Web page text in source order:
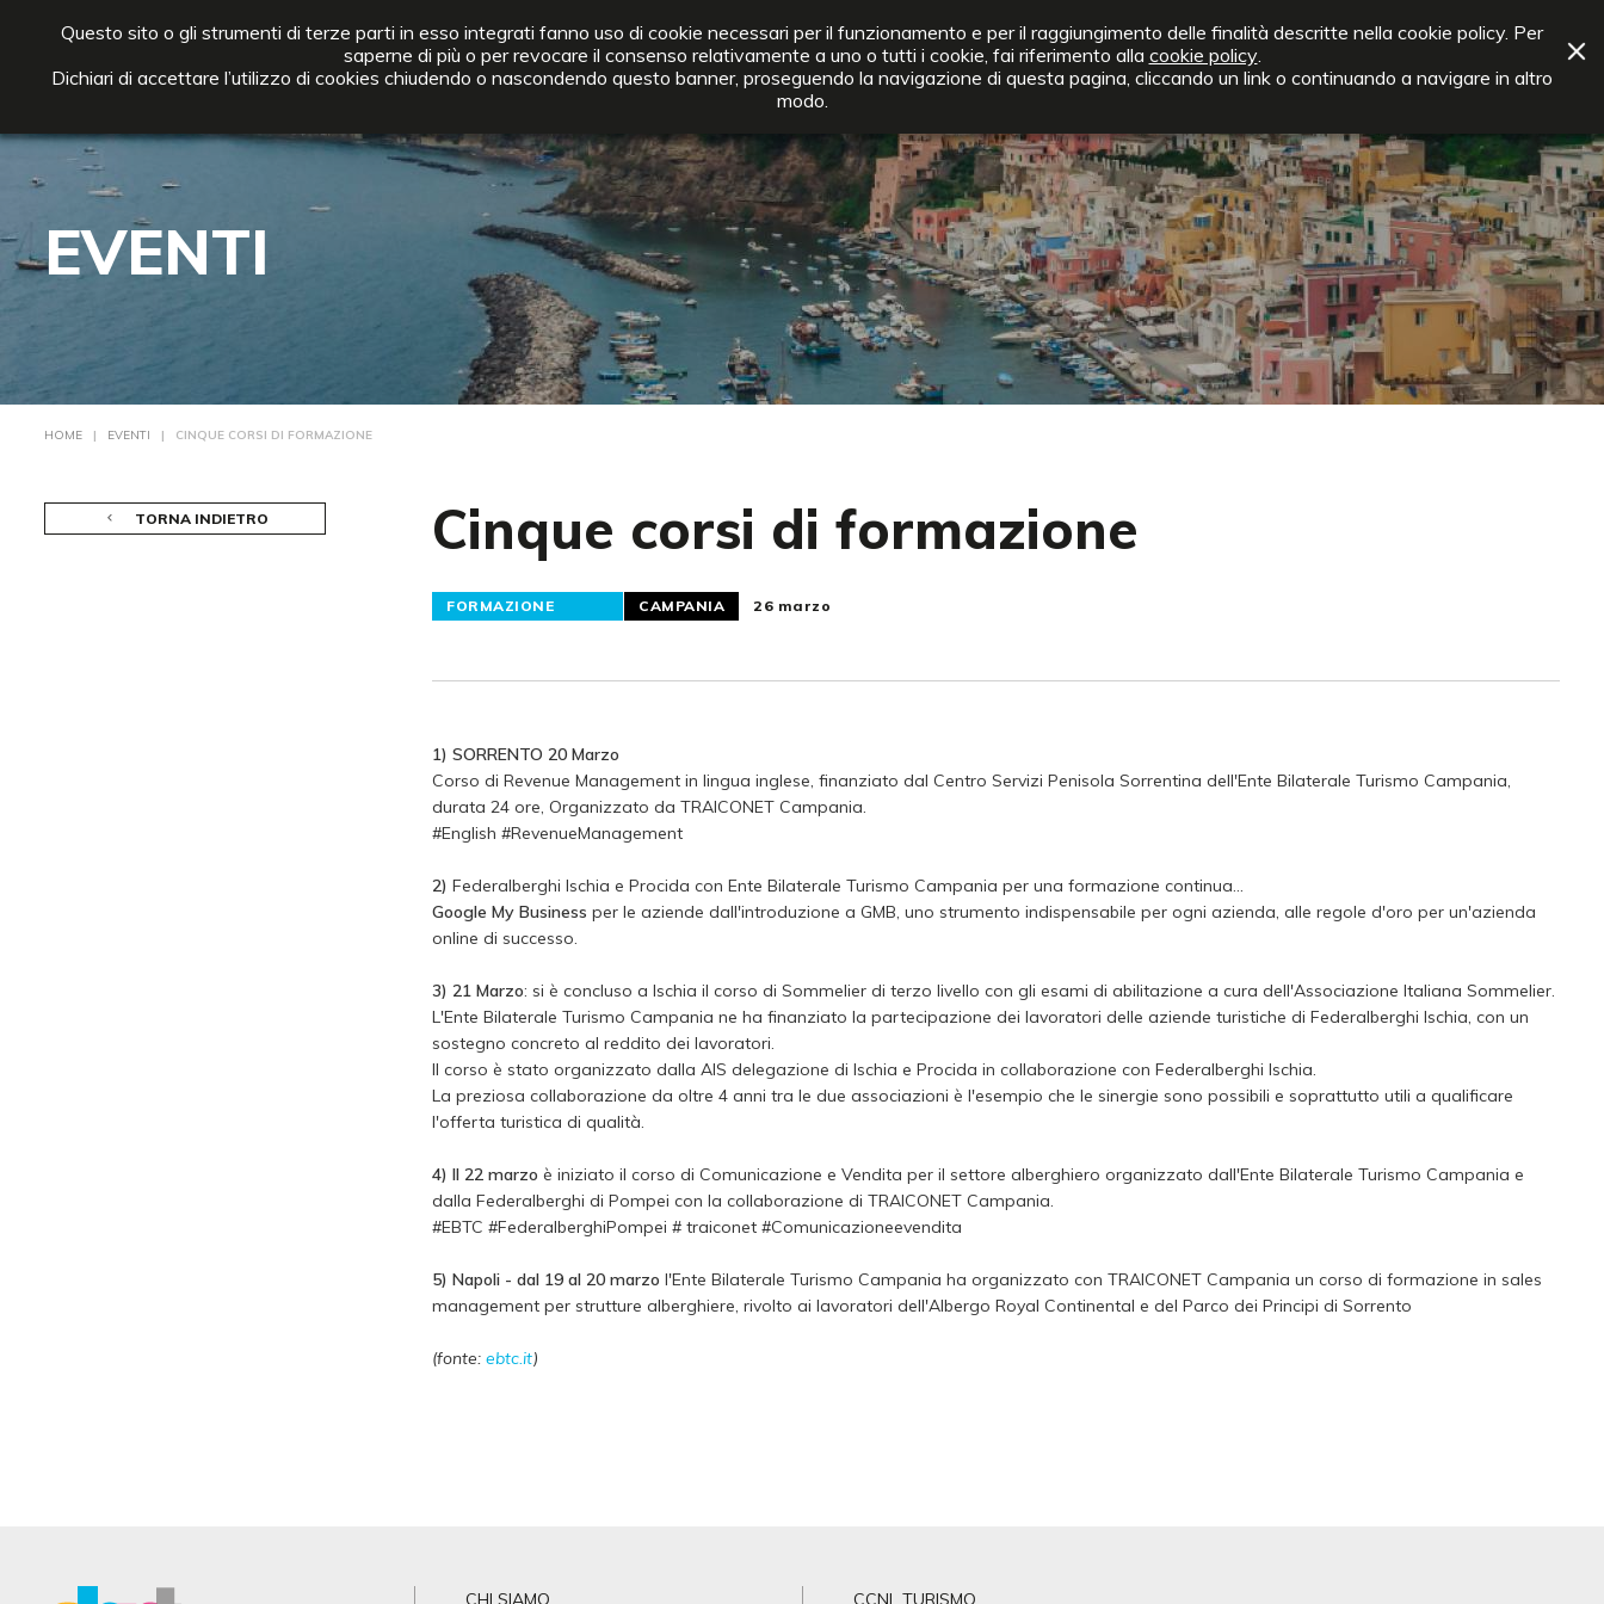
Questo sito o gli strumenti di terze parti in esso integrati fanno uso di cookie necessari per il funzionamento e per il raggiungimento delle finalità descritte nella cookie policy. Per
saperne di più o per revocare il consenso relativamente a uno o tutti i cookie, fai riferimento alla cookie policy.
Dichiari di accettare l’utilizzo di cookies chiudendo o nascondendo questo banner, proseguendo la navigazione di questa pagina, cliccando un link o continuando a navigare in altro
modo.
+39 0642012372 +39 0642012404 Area riservata info@ebnt.it
CHI SIAMO COME ADERIRE ATTIVITÀ SISTEMA COMPETENZE STUDI E RICERCHE EVENTI BORSA LAVORO
EVENTI
HOME | EVENTI | CINQUE CORSI DI FORMAZIONE
TORNA INDIETRO Cinque corsi di formazione
FORMAZIONE CAMPANIA 26 marzo
1) SORRENTO 20 Marzo
Corso di Revenue Management in lingua inglese, finanziato dal Centro Servizi Penisola Sorrentina dell'Ente Bilaterale Turismo Campania,
durata 24 ore, Organizzato da TRAICONET Campania.
#English #RevenueManagement
2) Federalberghi Ischia e Procida con Ente Bilaterale Turismo Campania per una formazione continua...
Google My Business per le aziende dall'introduzione a GMB, uno strumento indispensabile per ogni azienda, alle regole d'oro per un'azienda
online di successo.
3) 21 Marzo: si è concluso a Ischia il corso di Sommelier di terzo livello con gli esami di abilitazione a cura dell'Associazione Italiana Sommelier.
L'Ente Bilaterale Turismo Campania ne ha finanziato la partecipazione dei lavoratori delle aziende turistiche di Federalberghi Ischia, con un
sostegno concreto al reddito dei lavoratori.
Il corso è stato organizzato dalla AIS delegazione di Ischia e Procida in collaborazione con Federalberghi Ischia.
La preziosa collaborazione da oltre 4 anni tra le due associazioni è l'esempio che le sinergie sono possibili e soprattutto utili a qualificare
l'offerta turistica di qualità.
4) Il 22 marzo è iniziato il corso di Comunicazione e Vendita per il settore alberghiero organizzato dall'Ente Bilaterale Turismo Campania e
dalla Federalberghi di Pompei con la collaborazione di TRAICONET Campania.
#EBTC #FederalberghiPompei # traiconet #Comunicazioneevendita
5) Napoli - dal 19 al 20 marzo l'Ente Bilaterale Turismo Campania ha organizzato con TRAICONET Campania un corso di formazione in sales
management per strutture alberghiere, rivolto ai lavoratori dell'Albergo Royal Continental e del Parco dei Principi di Sorrento
(fonte: ebtc.it)
CHI SIAMO CCNL TURISMO